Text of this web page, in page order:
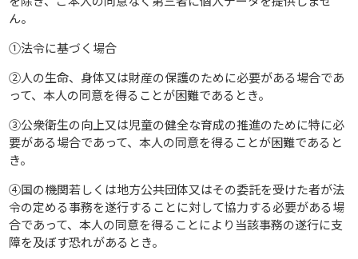
ん。
①法令に基づく場合
②人の生命、身体又は財産の保護のために必要がある場合であ
って、本人の同意を得ることが困難であるとき。
③公衆衛生の向上又は児童の健全な育成の推進のために特に必
要がある場合であって、本人の同意を得ることが困難であると
き。
④国の機関若しくは地方公共団体又はその委託を受けた者が法
令の定める事務を遂行することに対して協力する必要がある場
合であって、本人の同意を得ることにより当該事務の遂行に支
障を及ぼす恐れがあるとき。